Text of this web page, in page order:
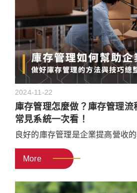
2024-11-22
庫存管理怎麼做？庫存管理
常見系統一次看！
良好的庫存管理是企業提高營收
做好庫存管理，必須先掌握概念與
庫存管理的5個方法與步驟，幫助
存管理技巧！
More